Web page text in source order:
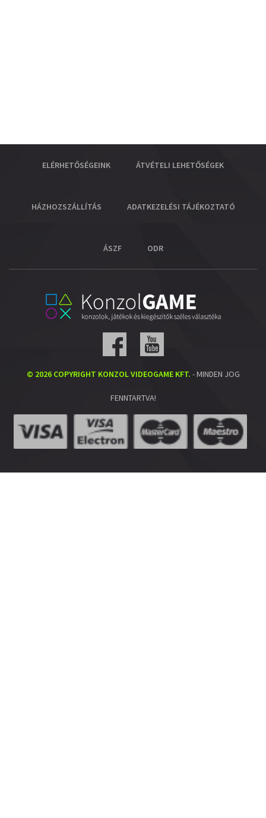
ELÉRHETŐSÉGEINK ÁTVÉTELI LEHETŐSÉGEK
HÁZHOZSZÁLLÍTÁS ADATKEZELÉSI TÁJÉKOZTATÓ
ÁSZF ODR
© 2026 COPYRIGHT KONZOL VIDEOGAME KFT. - MINDEN JOG
FENNTARTVA!